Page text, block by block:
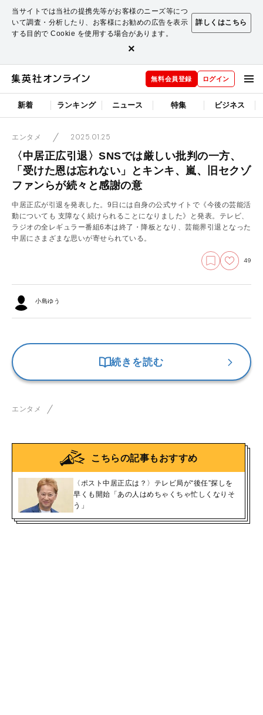
当サイトでは当社の提携先等がお客様のニーズ等につ
いて調査・分析したり、お客様にお勧めの広告を表示
する目的で Cookie を使用する場合があります。
詳しくはこちら
×
無料会員登録 ログイン
新着 ランキング ニュース 特集 ビジネス
エンタメ 2025.01.25
〈中居正広引退〉SNSでは厳しい批判の一方、
「受けた恩は忘れない」とキンキ、嵐、旧セクゾ
ファンらが続々と感謝の意
中居正広が引退を発表した。9日には自身の公式サイトで《今後の芸能活
動についても 支障なく続けられることになりました》と発表。テレビ、
ラジオの全レギュラー番組6本は終了・降板となり、芸能界引退となった
中居にさまざまな思いが寄せられている。
49
小島ゆう
続きを読む
エンタメ
こちらの記事もおすすめ
〈ポスト中居正広は？〉テレビ局が“後任”探しを
早くも開始「あの人はめちゃくちゃ忙しくなりそ
う」